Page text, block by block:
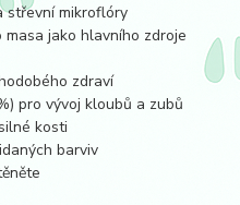
střevní mikroflóry
jako hlavního zdroje
zdraví
pro vývoj kloubů a zubů
kosti
barviv